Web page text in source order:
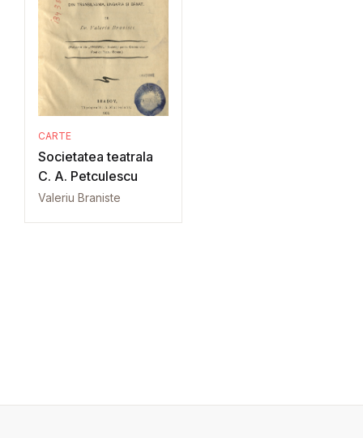
CARTE
Societatea teatrala
C. A. Petculescu
Valeriu Braniste